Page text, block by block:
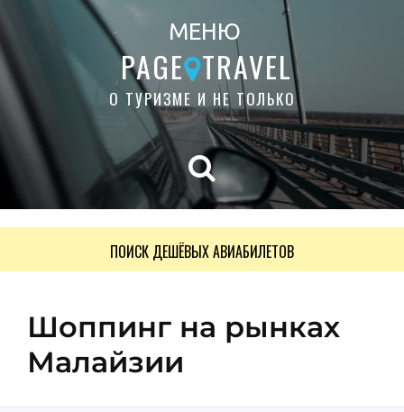
МЕНЮ
PAGE TRAVEL
О ТУРИЗМЕ И НЕ ТОЛЬКО
ПОИСК ДЕШЁВЫХ АВИАБИЛЕТОВ
Шоппинг на рынках
Малайзии